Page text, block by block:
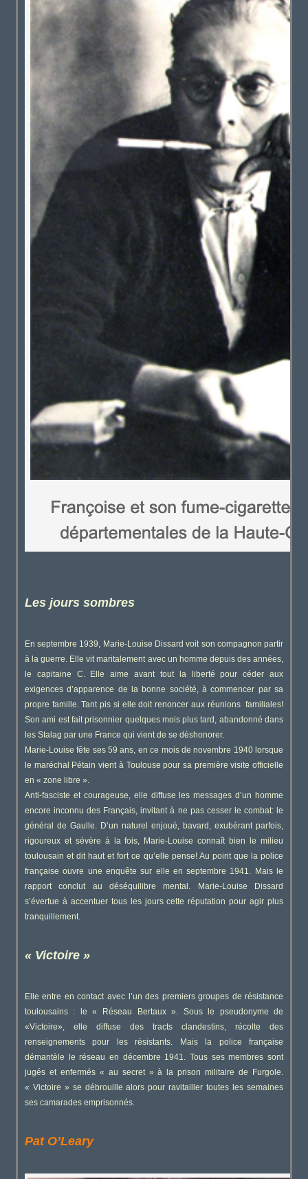
Les jours sombres
En septembre 1939, Marie-Louise Dissard voit son compagnon partir
à la guerre. Elle vit maritalement avec un homme depuis des années,
le capitaine C. Elle aime avant tout la liberté pour céder aux
exigences d’apparence de la bonne société, à commencer par sa
propre famille. Tant pis si elle doit renoncer aux réunions familiales!
Son ami est fait prisonnier quelques mois plus tard, abandonné dans
les Stalag par une France qui vient de se déshonorer.
Marie-Louise fête ses 59 ans, en ce mois de novembre 1940 lorsque
le maréchal Pétain vient à Toulouse pour sa première visite officielle
en « zone libre ».
Anti-fasciste et courageuse, elle diffuse les messages d’un homme
encore inconnu des Français, invitant à ne pas cesser le combat: le
général de Gaulle. D’un naturel enjoué, bavard, exubérant parfois,
rigoureux et sévère à la fois, Marie-Louise connaît bien le milieu
toulousain et dit haut et fort ce qu’elle pense! Au point que la police
française ouvre une enquête sur elle en septembre 1941. Mais le
rapport conclut au déséquilibre mental. Marie-Louise Dissard
s’évertue à accentuer tous les jours cette réputation pour agir plus
tranquillement.
« Victoire »
Elle entre en contact avec l’un des premiers groupes de résistance
toulousains : le « Réseau Bertaux ». Sous le pseudonyme de
«Victoire», elle diffuse des tracts clandestins, récolte des
renseignements pour les résistants. Mais la police française
démantèle le réseau en décembre 1941. Tous ses membres sont
jugés et enfermés « au secret » à la prison militaire de Furgole.
« Victoire » se débrouille alors pour ravitailler toutes les semaines
ses camarades emprisonnés.
Pat O’Leary